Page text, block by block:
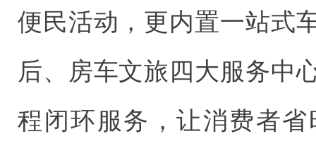
便民活动，更内置一站式
后、房车文旅四大服务中
程闭环服务，让消费者